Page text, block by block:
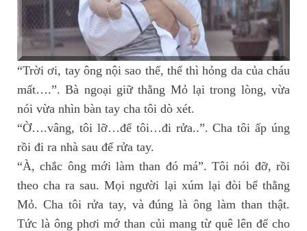
“Trời ơi, tay ông nội sao thế, thế thì hỏng da của cháu
mất….”. Bà ngoại giữ thằng Mỏ lại trong lòng, vừa
nói vừa nhìn bàn tay cha tôi dò xét.
“Ờ….vâng, tôi lỡ…để tôi…đi rửa..”. Cha tôi ấp úng
rồi đi ra nhà sau để rửa tay.
“À, chắc ông mới làm than đó má”. Tôi nói đỡ, rồi
theo cha ra sau. Mọi người lại xúm lại đòi bế thằng
Mỏ. Cha tôi rửa tay, và đúng là ông làm than thật.
Tức là ông phơi mớ than củi mang từ quê lên để cho